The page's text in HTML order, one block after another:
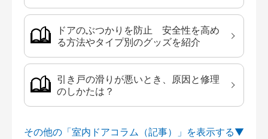
ドアのぶつかりを防止 安全性を高め
る方法やタイプ別のグッズを紹介
引き戸の滑りが悪いとき、原因と修理
のしかたは？
その他の「室内ドアコラム（記事）」を